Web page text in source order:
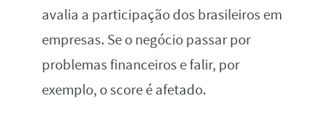
avalia a participação dos brasileiros em
empresas. Se o negócio passar por
problemas financeiros e falir, por
exemplo, o score é afetado.